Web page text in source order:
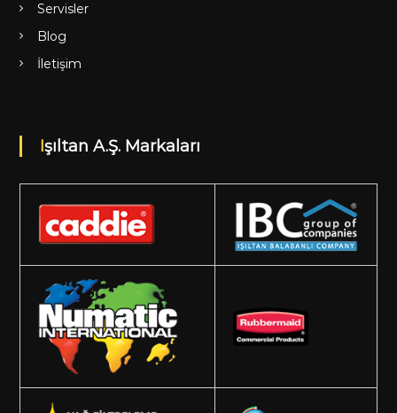
Servisler
Blog
İletişim
Işıltan A.Ş. Markaları